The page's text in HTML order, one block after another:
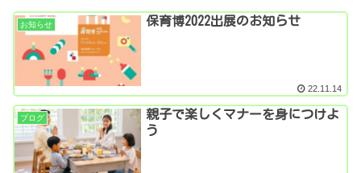
お知らせ 保育博2022出展のお知らせ
22.11.14
ブログ
親子で楽しくマナーを身につけよ
う